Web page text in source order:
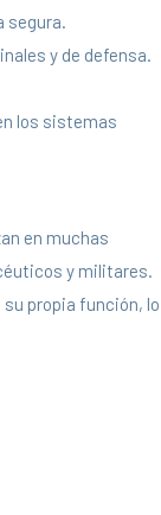
y de defensa.
los sistemas
en muchas
y militares.
propia función, lo